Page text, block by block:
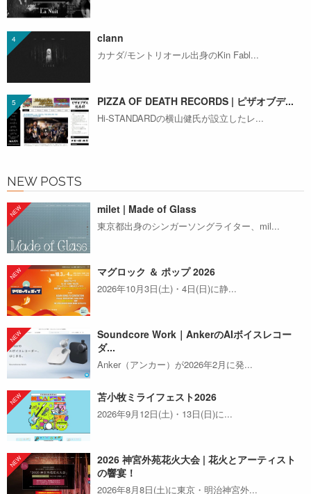
clann
カナダ/モントリオール出身のKin Fabl...
PIZZA OF DEATH RECORDS | ピザオブデ...
Hi-STANDARDの横山健氏が設立したレ...
NEW POSTS
milet | Made of Glass
東京都出身のシンガーソングライター、mil...
マグロック ＆ ポップ 2026
2026年10月3日(土)・4日(日)に静...
Soundcore Work｜AnkerのAIボイスレコー
ダ...
Anker（アンカー）が2026年2月に発...
苫小牧ミライフェスト2026
2026年9月12日(土)・13日(日)に...
2026 神宮外苑花火大会 | 花火とアーティスト
の響宴！
2026年8月8日(土)に東京・明治神宮外...